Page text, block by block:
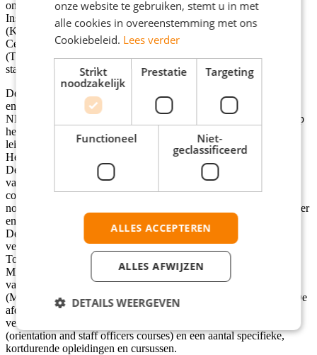
omvat de Faculteit Militaire Wetenschappen (FMW), Koninklijk
Instituut voor de Marine (KIM), Koninklijke Militaire Academie
(KMA), het Instituut Defensie Leergangen (IDL), Expertise
Centrum Leiderschap Defensie (ECLD), Talencentrum Defensie
(TCD), het Nederlands Instituut Militaire Historie (NIMH) en een
staf.
De NLDA heeft tot doel om de best mogelijke (aspirant)officieren
en studenten op te leiden, gereed voor het conflict van morgen.
NLDA levert hiervoor opleidingen, trainingen en ondersteuning op
het gebied van initiële- en loopbaanopleidingen voor officieren,
leiderschapstrainingen en taal/tolk/ vertaaldiensten defensiebreed.
Het IDL verzorgt de post-initiële joint loopbaanopleidingen voor
Defensie, gericht op de beroepsgerichte persoonlijke ontwikkeling
van officieren en gelijkgestelde burgers, door het ontwikkelen van
competenties (kennis, vaardigheden en beroepshouding) die zij
nodig hebben om effectief te kunnen functioneren op midden, hoger
en 'executive’ niveau binnen de defensieorganisatie. Het Instituut
Defensie Leergangen is op hoofdlijnen ingericht naar de
verschillende loopbaanopleidingen die het instituut verzorgt. De
Top, Hogere en de Middelbare Defensie Vorming (TDV, HDV en
MDV) zijn elk in een aparte afdeling ondergebracht. Ten behoeve
van de Middelbare Defensie Opleiding specifiek voor Reservisten
(MDO-R) is een coördinator aan de afdeling MDV toegevoegd. De
afdeling Internationale en Specifieke Opleidingen
verzorgt de loopbaanopleidingen voor buitenlandse militairen
(orientation and staff officers courses) en een aantal specifieke,
kortdurende opleidingen en cursussen.
onze website te gebruiken, stemt u in met
alle cookies in overeenstemming met ons
Cookiebeleid. Lees verder
Strikt
noodzakelijk
Prestatie Targeting
Functioneel
Niet-
geclassificeerd
ALLES ACCEPTEREN
ALLES AFWIJZEN
DETAILS WEERGEVEN